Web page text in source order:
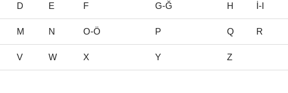
D E F G-Ğ H İ-I
M N O-Ö P Q R
V W X Y Z